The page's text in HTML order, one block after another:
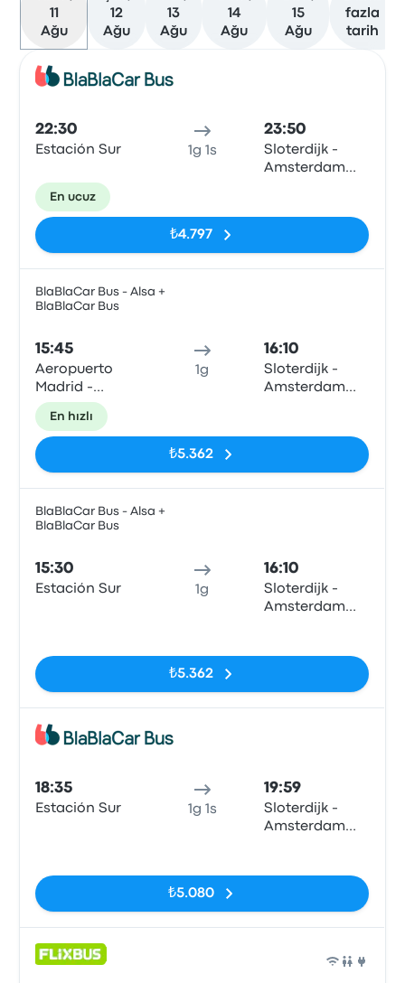
11
Ağu
12
Ağu
13
Ağu
14
Ağu
15
Ağu
fazla
tarih
22:30
Estación Sur 1g 1s
23:50
Sloterdijk -
Amsterdam
En ucuz
₺4.797
BlaBlaCar Bus - Alsa +
BlaBlaCar Bus
15:45
Aeropuerto
Madrid -
Barajas T4 (E)
1g
16:10
Sloterdijk -
Amsterdam
En hızlı
₺5.362
BlaBlaCar Bus - Alsa +
BlaBlaCar Bus
15:30
Estación Sur 1g
16:10
Sloterdijk -
Amsterdam
₺5.362
18:35
Estación Sur 1g 1s
19:59
Sloterdijk -
Amsterdam
₺5.080